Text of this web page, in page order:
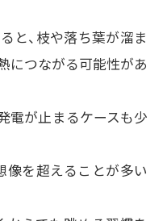
と、枝や落ち葉が溜ま
につながる可能性があ
電が止まるケースも少
を超えることが多い